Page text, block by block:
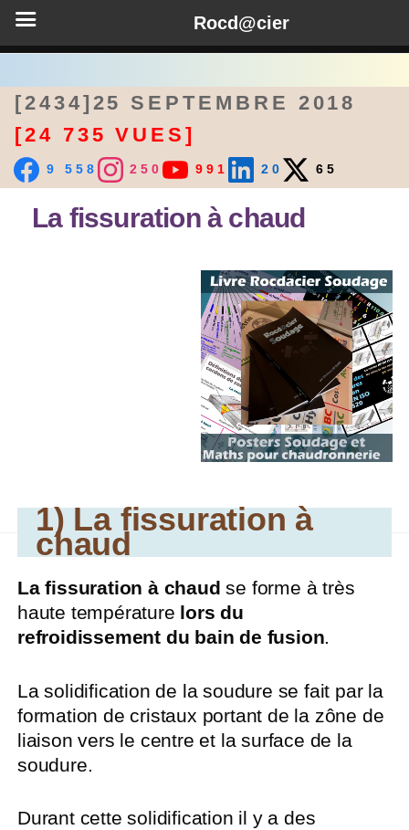
[2434]25 SEPTEMBRE 2018
[24 735 VUES]
9 558 250 991 20 65
La fissuration à chaud
1) La fissuration à
chaud
La fissuration à chaud se forme à très
haute température lors du
refroidissement du bain de fusion.
La solidification de la soudure se fait par la
formation de cristaux portant de la zône de
liaison vers le centre et la surface de la
soudure.
Durant cette solidification il y a des
Rocd@cier